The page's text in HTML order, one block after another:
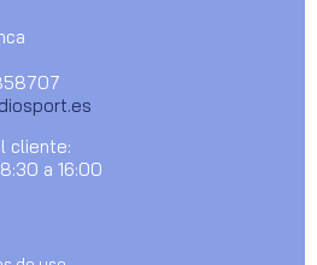
cliente:
a 16:00